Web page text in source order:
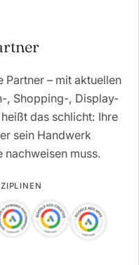
– mit aktuellen
, Shopping-, Display-
das schlicht: Ihre
sein Handwerk
muss.